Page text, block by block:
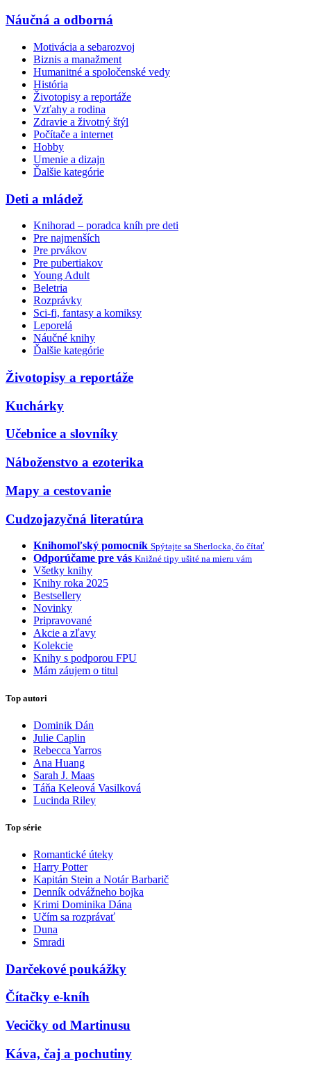
Náučná a odborná
Motivácia a sebarozvoj
Biznis a manažment
Humanitné a spoločenské vedy
História
Životopisy a reportáže
Vzťahy a rodina
Zdravie a životný štýl
Počítače a internet
Hobby
Umenie a dizajn
Ďalšie kategórie
Deti a mládež
Knihorad – poradca kníh pre deti
Pre najmenších
Pre prvákov
Pre pubertiakov
Young Adult
Beletria
Rozprávky
Sci-fi, fantasy a komiksy
Leporelá
Náučné knihy
Ďalšie kategórie
Životopisy a reportáže
Kuchárky
Učebnice a slovníky
Náboženstvo a ezoterika
Mapy a cestovanie
Cudzojazyčná literatúra
Knihomoľský pomocník Spýtajte sa Sherlocka, čo čítať
Odporúčame pre vás Knižné tipy ušité na mieru vám
Všetky knihy
Knihy roka 2025
Bestsellery
Novinky
Pripravované
Akcie a zľavy
Kolekcie
Knihy s podporou FPU
Mám záujem o titul
Top autori
Dominik Dán
Julie Caplin
Rebecca Yarros
Ana Huang
Sarah J. Maas
Táňa Keleová Vasilková
Lucinda Riley
Top série
Romantické úteky
Harry Potter
Kapitán Stein a Notár Barbarič
Denník odvážneho bojka
Krimi Dominika Dána
Učím sa rozprávať
Duna
Smradi
Darčekové poukážky
Čítačky e-kníh
Vecičky od Martinusu
Káva, čaj a pochutiny